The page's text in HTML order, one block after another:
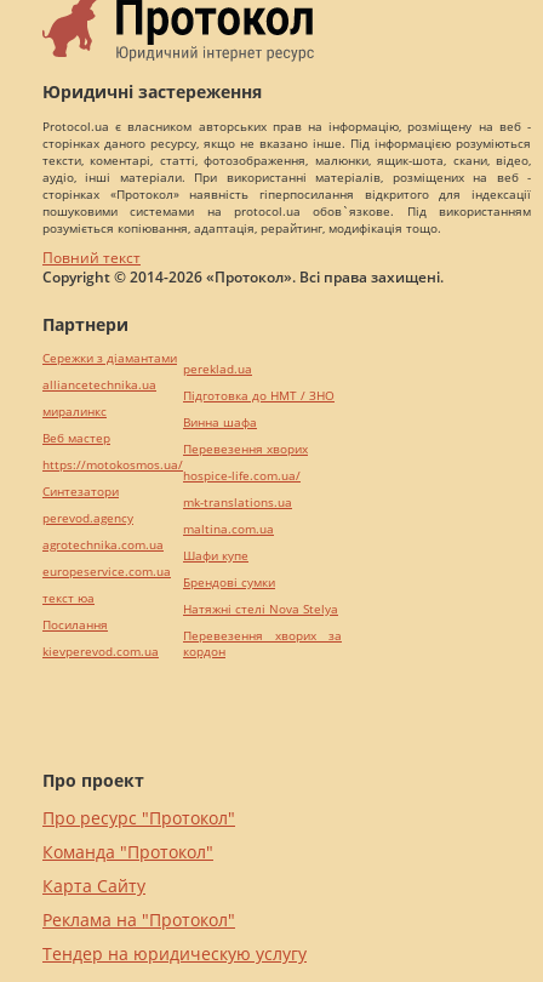
Юридичні застереження
Protocol.ua є власником авторських прав на інформацію, розміщену на веб -
сторінках даного ресурсу, якщо не вказано інше. Під інформацією розуміються
тексти, коментарі, статті, фотозображення, малюнки, ящик-шота, скани, відео,
аудіо, інші матеріали. При використанні матеріалів, розміщених на веб -
сторінках «Протокол» наявність гіперпосилання відкритого для індексації
пошуковими системами на protocol.ua обов`язкове. Під використанням
розуміється копіювання, адаптація, рерайтинг, модифікація тощо.
Повний текст
Copyright © 2014-2026 «Протокол». Всі права захищені.
Про проект
Про ресурс "Протокол"
Команда "Протокол"
Карта Сайту
Реклама на "Протокол"
Тендер на юридическую услугу
Партнери
Сережки з діамантами
alliancetechnika.ua
миралинкс
Веб мастер
https://motokosmos.ua/
Синтезатори
perevod.agency
agrotechnika.com.ua
europeservice.com.ua
текст юа
Посилання
kievperevod.com.ua
pereklad.ua
Підготовка до НМТ / ЗНО
Винна шафа
Перевезення хворих
hospice-life.com.ua/
mk-translations.ua
maltina.com.ua
Шафи купе
Брендові сумки
Натяжні стелі Nova Stelya
Перевезення хворих за
кордон